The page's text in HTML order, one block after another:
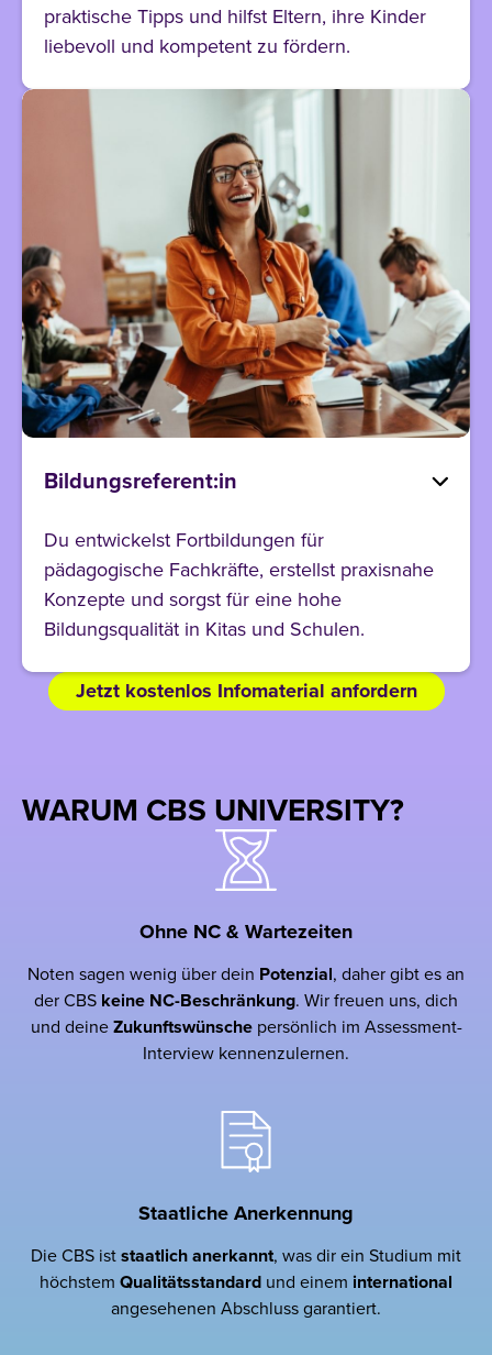
praktische Tipps und hilfst Eltern, ihre Kinder
liebevoll und kompetent zu fördern.
Bildungsreferent:in
Du entwickelst Fortbildungen für
pädagogische Fachkräfte, erstellst praxisnahe
Konzepte und sorgst für eine hohe
Bildungsqualität in Kitas und Schulen.
Jetzt kostenlos Infomaterial anfordern
WARUM CBS UNIVERSITY?
Ohne NC & Wartezeiten
Noten sagen wenig über dein Potenzial, daher gibt es an
der CBS keine NC-Beschränkung. Wir freuen uns, dich
und deine Zukunftswünschepersönlich im Assessment-
Interview kennenzulernen.
Staatliche Anerkennung
Die CBS ist staatlich anerkannt, was dir ein Studium mit
höchstem Qualitätsstandard und einem international
angesehenen Abschluss garantiert.